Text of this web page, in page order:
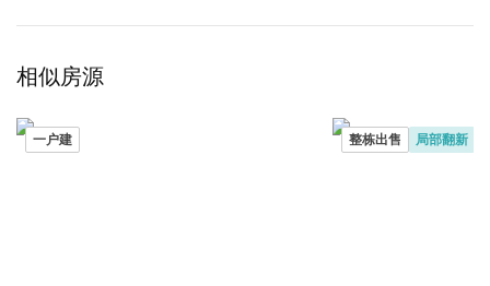
相似房源
一户建 整栋出售 局部翻新